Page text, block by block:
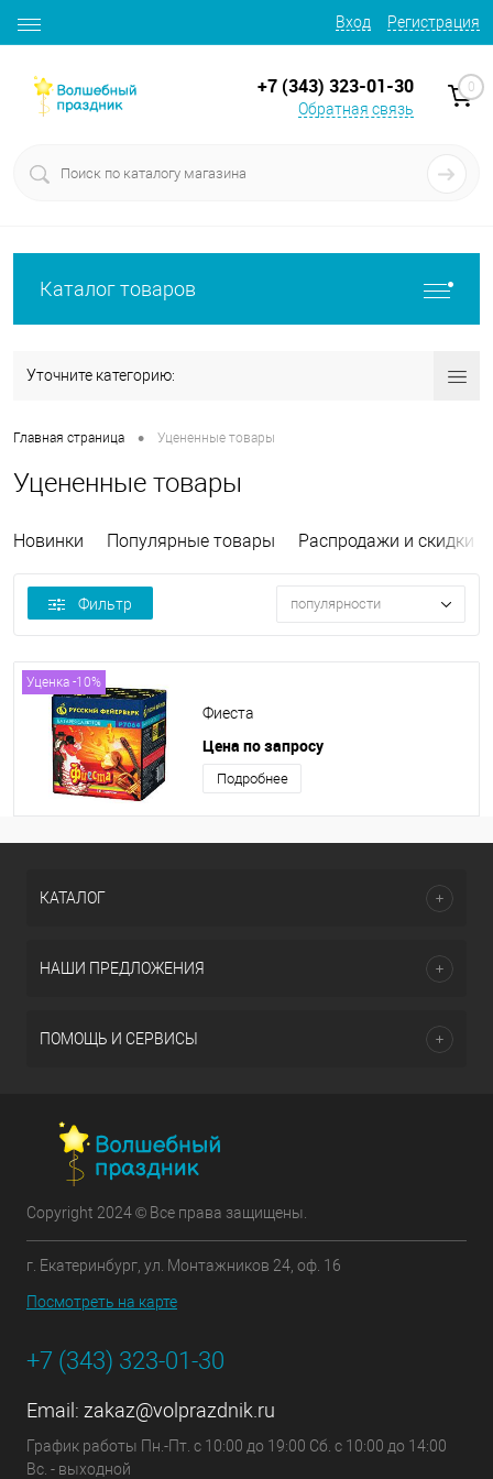
Вход Регистрация
+7 (343) 323-01-30
Обратная связь
0
Каталог товаров
Уточните категорию:
Главная страница • Уцененные товары
Уцененные товары
Новинки Популярные товары Распродажи и скидки
Фильтр популярности
Уценка -10%
Фиеста
Цена по запросу
Подробнее
КАТАЛОГ
НАШИ ПРЕДЛОЖЕНИЯ
ПОМОЩЬ И СЕРВИСЫ
Copyright 2024 © Все права защищены.
г. Екатеринбург, ул. Монтажников 24, оф. 16
Посмотреть на карте
+7 (343) 323-01-30
Email: zakaz@volprazdnik.ru
График работы Пн.-Пт. с 10:00 до 19:00 Сб. с 10:00 до 14:00
Вс. - выходной